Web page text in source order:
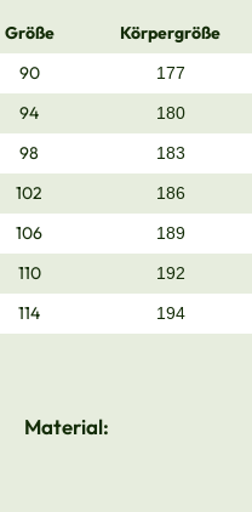
Größe Körpergröße
90
177
94 180
98 183
102 186
106 189
110 192
114 194
Material: